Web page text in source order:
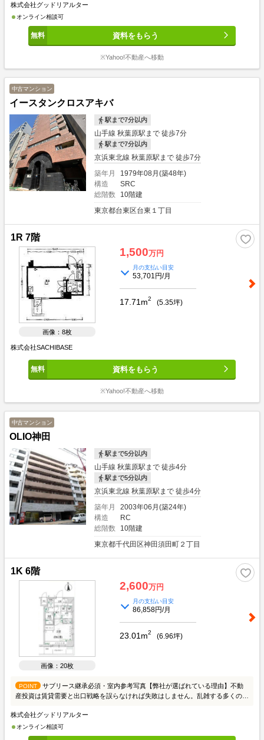
初めての方はまず、投資の良し悪しを知って頂き、成功例と失敗例をご説明いた
します。投資家の方々には、お手間かからないようスムーズな取引を心がけてお
ります。皆様からのご連絡こころよりお待ちしております。≪物件の質と量≫東
京23区を中心に賃貸需要を考え収益性が高い物件を取り扱っております。個
人、法人、不動産会社から多くの情報を収集し、ご希望にお応えできる物件をピ
ックアップしております。≪スタッフ≫入居者の目線からどのような物件が良い
ッフが理解していることが強みです。≪銀行≫金利1.6％～ご紹介可能でござい
ます。但し、フルローンや低金利には取扱いできる物件指定があるため出口リス
クもございます。どのファイナンスやプランが良いか、ご相談していきましょ
う。レバレッジのメリット、デメリットもご参考ください。≪賃貸管理≫購入後
の不動産運用について、お任せください。良質な費用面とサービスの質で好評頂
いております。ご不安ある空室対策も、自信ある賃貸仲介ネットワークで早期解
決をしております。お気軽に詳細などご相談下さい。≪ご相談方法≫スタッフと
の商談は、まずお客様のご要望や希望、不安や問題をお聞かせいただき、必要な
不動産情報と投資についてご説明いたします。そして、お客様の抱える不安や問
題が不動産で解決できるかご一緒にご相談させてください。購入については、問
題が解決してから進めてまいりましょう。ご相談場所は、弊社でも外でも可能で
す。 オンラインを希望の方もお気軽にお問合せ下さい。
株式会社グッドリアルター
オンライン相談可
資料をもらう
※Yahoo!不動産へ移動
中古マンション
イースタンクロスアキバ
駅まで7分以内
山手線 秋葉原駅まで 徒歩7分
駅まで7分以内
京浜東北線 秋葉原駅まで 徒歩7分
築年月
1979年08月(築48年)
構造
SRC
総階数
10階建
東京都台東区台東１丁目
1R 7階
画像：8枚
1,500万円
月の支払い目安
53,701円/月
17.71m2 (5.35坪)
株式会社SACHIBASE
資料をもらう
※Yahoo!不動産へ移動
中古マンション
OLIO神田
駅まで5分以内
山手線 秋葉原駅まで 徒歩4分
駅まで5分以内
京浜東北線 秋葉原駅まで 徒歩4分
築年月
2003年06月(築24年)
構造
RC
総階数
10階建
東京都千代田区神田須田町２丁目
1K 6階
画像：20枚
2,600万円
月の支払い目安
86,858円/月
23.01m2 (6.96坪)
POINT
サブリース継承必須・室内参考写真【弊社が選ばれている理由】不動
産投資は賃貸需要と出口戦略を誤らなければ失敗はしません。乱雑する多くの情
の良し悪しを知って頂き、成功例と失敗例をご説明いたします。投資家の方々に
は、お手間かからないようスムーズな取引を心がけております。皆様からのご連
絡こころよりお待ちしております。≪物件の質と量≫東京23区を中心に賃貸需
株式会社グッドリアルター
オンライン相談可